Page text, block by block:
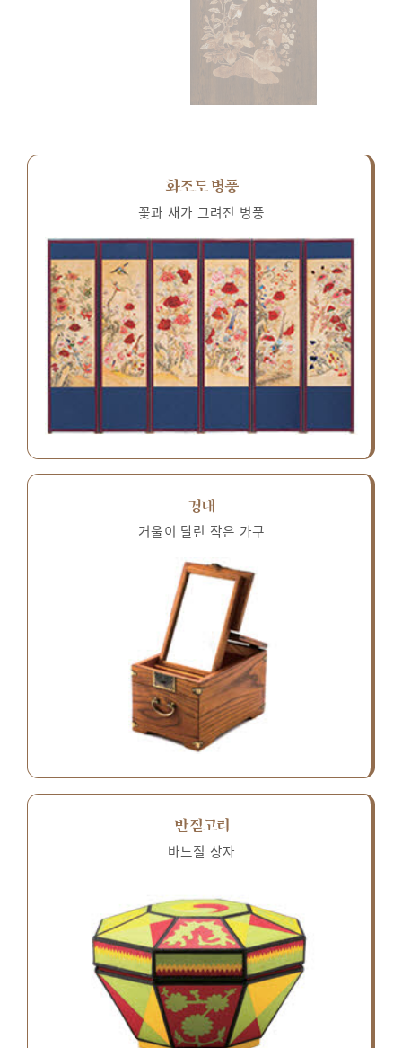
화조도 병풍
꽃과 새가 그려진 병풍
경대
거울이 달린 작은 가구
반짇고리
바느질 상자